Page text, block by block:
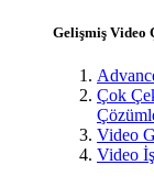
Gelişmiş Video
Çok
Video
Video